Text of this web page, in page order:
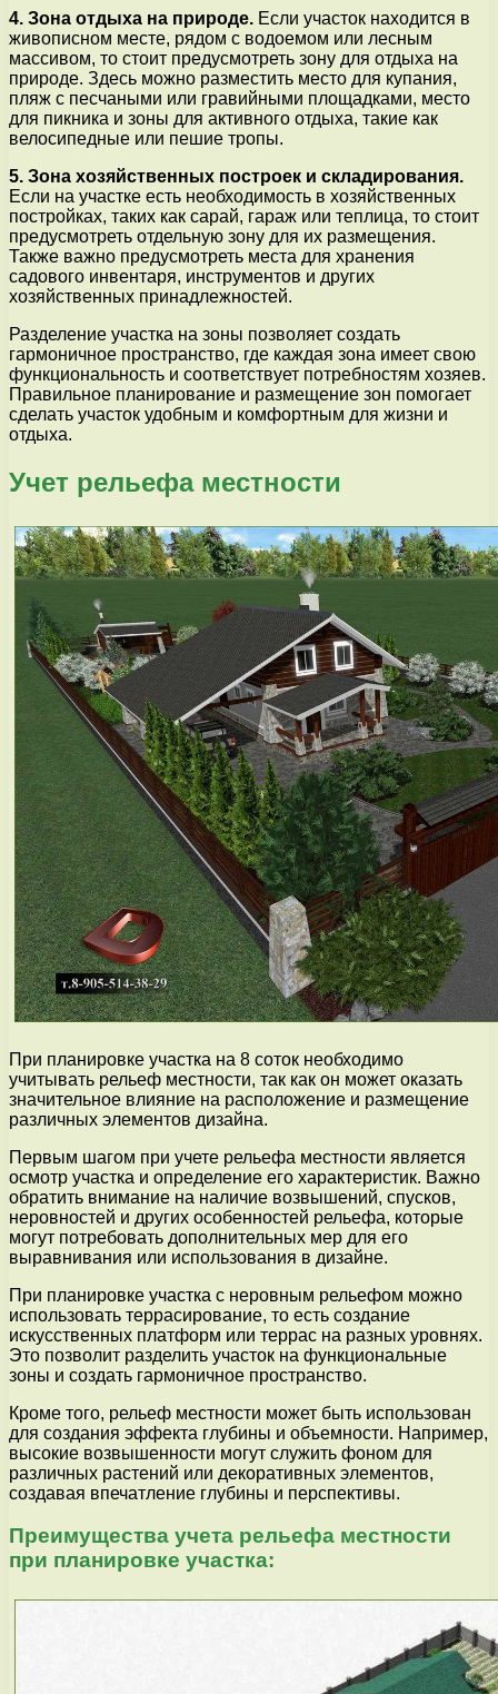
4. Зона отдыха на природе. Если участок находится в
живописном месте, рядом с водоемом или лесным
массивом, то стоит предусмотреть зону для отдыха на
природе. Здесь можно разместить место для купания,
пляж с песчаными или гравийными площадками, место
для пикника и зоны для активного отдыха, такие как
велосипедные или пешие тропы.
5. Зона хозяйственных построек и складирования.
Если на участке есть необходимость в хозяйственных
постройках, таких как сарай, гараж или теплица, то стоит
предусмотреть отдельную зону для их размещения.
Также важно предусмотреть места для хранения
садового инвентаря, инструментов и других
хозяйственных принадлежностей.
Разделение участка на зоны позволяет создать
гармоничное пространство, где каждая зона имеет свою
функциональность и соответствует потребностям хозяев.
Правильное планирование и размещение зон помогает
сделать участок удобным и комфортным для жизни и
отдыха.
Учет рельефа местности
При планировке участка на 8 соток необходимо
учитывать рельеф местности, так как он может оказать
значительное влияние на расположение и размещение
различных элементов дизайна.
Первым шагом при учете рельефа местности является
осмотр участка и определение его характеристик. Важно
обратить внимание на наличие возвышений, спусков,
неровностей и других особенностей рельефа, которые
могут потребовать дополнительных мер для его
выравнивания или использования в дизайне.
При планировке участка с неровным рельефом можно
использовать террасирование, то есть создание
искусственных платформ или террас на разных уровнях.
Это позволит разделить участок на функциональные
зоны и создать гармоничное пространство.
Кроме того, рельеф местности может быть использован
для создания эффекта глубины и объемности. Например,
высокие возвышенности могут служить фоном для
различных растений или декоративных элементов,
создавая впечатление глубины и перспективы.
Преимущества учета рельефа местности
при планировке участка: